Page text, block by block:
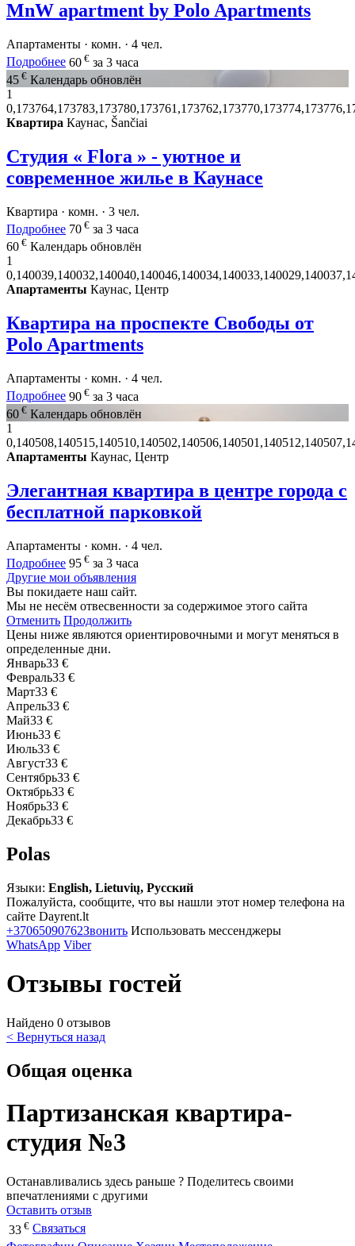
MnW apartment by Polo Apartments
Апартаменты · комн. · 4 чел.
Подробнее 60 € за 3 часа
45 € Календарь обновлён
1
Квартира Каунас, Šančiai
Студия « Flora » - уютное и
современное жилье в Каунасе
Квартира · комн. · 3 чел.
Подробнее 70 € за 3 часа
60 € Календарь обновлён
1
Апартаменты Каунас, Центр
Квартира на проспекте Свободы от
Polo Apartments
Апартаменты · комн. · 4 чел.
Подробнее 90 € за 3 часа
60 € Календарь обновлён
1
Апартаменты Каунас, Центр
Элегантная квартира в центре города с
бесплатной парковкой
Апартаменты · комн. · 4 чел.
Подробнее 95 € за 3 часа
Другие мои объявления
Вы покидаете наш сайт.
Мы не несём отвесвенности за содержимое этого сайта
Отменить Продолжить
Цены ниже являются ориентировочными и могут меняться в
определенные дни.
Январь33 €
Февраль33 €
Март33 €
Апрель33 €
Май33 €
Июнь33 €
Июль33 €
Август33 €
Сентябрь33 €
Октябрь33 €
Ноябрь33 €
Декабрь33 €
Polas
Языки: English, Lietuvių, Русский
Пожалуйста, сообщите, что вы нашли этот номер телефона на
сайте Dayrent.lt
+37065090762Звонить Использовать мессенджеры
WhatsApp Viber
Отзывы гостей
Найдено 0 отзывов
< Вернуться назад
Общая оценка
Партизанская квартира-
студия №3
Останавливались здесь раньше ? Поделитесь своими
впечатлениями с другими
Оставить отзыв
33 € Связаться